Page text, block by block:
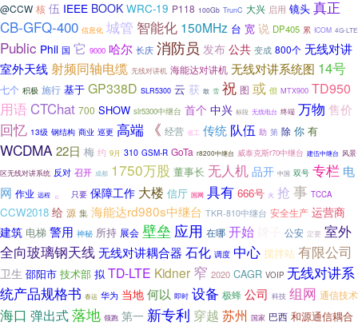
@CCW 核 伍 IEEE BOOK WRC-19 P118 100Gb TrunC 大兴 启用 镜头 真正
CB-GFQ-400 信息化 城管 智能化 150MHz 台 宽 说 DP405 累 ICOM 4G-LTE
Public Phil 国 它 9000 哈尔 长庆 消防员 发布 公共 变成 800个 无线对讲
室外天线 射频同轴电缆 无线对讲机 海能达对讲机 无线对讲系统图 14号
七个 积极 施行 基于 GP338D SLR5300 云 获 敢 雪 祝 图 或 但 MTX900 TD950
用语CTChat 700 SHOW slr5300中继台 首个 中兴 标段 无线电台 终端 万物 售价
回忆 13级 钢结构 商业 巡更 高端 《 经营 省工 传统 队伍 助 第 除 你 有
WCDMA22日 梅 约 9月 310 GSM-R GoTa r8200中继台 威泰克斯r70中继台 建伍中继台 风景
区无线对讲系统 反对 召开 成都 1750万股 董事长 无人机品开 中国 双号 专栏 电
网 作业 远程 。 只要 保障工作 大楼 信厅 国网 具有 666号 火 抢 事 TCCA
CCW2018 给 源 集 海能达rd980s中继台 TKR-810中继台 安全生产 运营商
建筑 电梯 警用 神秘 所持 展会 壁垒 应用 在哪 开始 公安 定要 室外
全向玻璃钢天线无线对讲耦合器 石化 调度 中心 搅拌站 有限公司
卫生 邵阳市 技术部 拟 TD-LTE Kidner 窄 2020 CAGR VOIP 无线对讲系
统产品规格书 春运 华为 当地 何以 即时 设备 极蜂 公司 科技 组网 通信技术
海口 弹出式落地 领跑 第一 新专利 穿越 苏州 国家 巴西 和源通信耦合